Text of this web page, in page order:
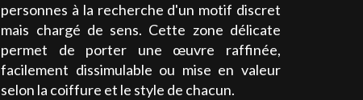
personnes à la recherche d'un motif discret
mais chargé de sens. Cette zone délicate
permet de porter une œuvre raffinée,
facilement dissimulable ou mise en valeur
selon la coiffure et le style de chacun.